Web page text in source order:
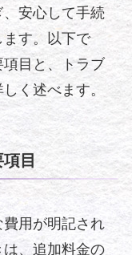
安心して手続
ます。以下で
目と、トラブ
く述べます。
目
用が明記され
、追加料金の